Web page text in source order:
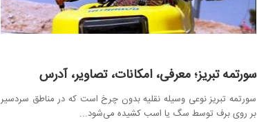
سورتمه تبریز؛ معرفی، امکانات، تصاویر، آدرس
سورتمه تبریز نوعی وسیله نقلیه بدون چرخ است که در مناطق سردسیر
بر روی برف توسط سگ یا اسب کشیده می‌شود...